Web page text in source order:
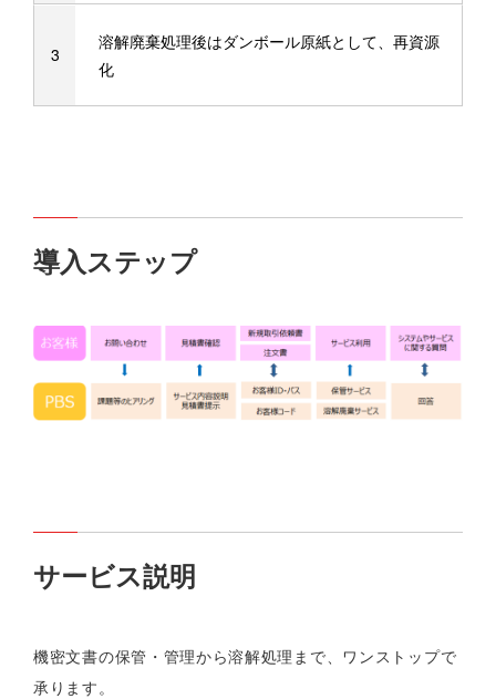
溶解廃棄処理後はダンボール原紙として、再資源
化
導入ステップ
サービス説明
機密文書の保管・管理から溶解処理まで、ワンストップで
承ります。